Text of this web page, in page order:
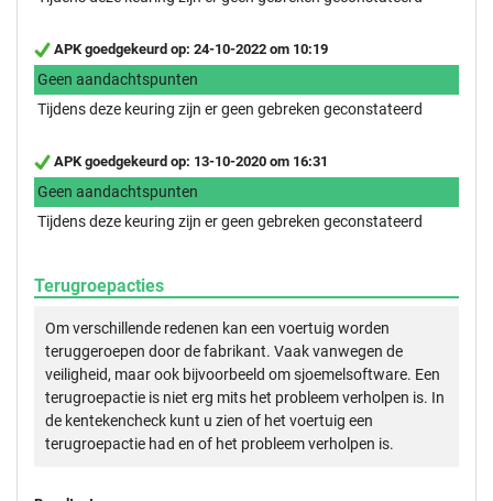
APK goedgekeurd op: 24-10-2022 om 10:19
Geen aandachtspunten
Tijdens deze keuring zijn er geen gebreken geconstateerd
APK goedgekeurd op: 13-10-2020 om 16:31
Geen aandachtspunten
Tijdens deze keuring zijn er geen gebreken geconstateerd
Terugroepacties
Om verschillende redenen kan een voertuig worden
teruggeroepen door de fabrikant. Vaak vanwegen de
veiligheid, maar ook bijvoorbeeld om sjoemelsoftware. Een
terugroepactie is niet erg mits het probleem verholpen is. In
de kentekencheck kunt u zien of het voertuig een
terugroepactie had en of het probleem verholpen is.